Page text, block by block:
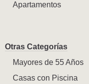
Apartamentos
Otras Categorías
Mayores de 55 Años
Casas con Piscina